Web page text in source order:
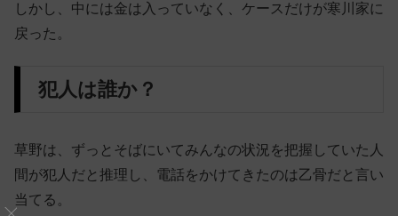
しかし、中には金は入っていなく、ケースだけが寒川家に
戻った。
犯人は誰か？
草野は、ずっとそばにいてみんなの状況を把握していた人
間が犯人だと推理し、電話をかけてきたのは乙骨だと言い
当てる。